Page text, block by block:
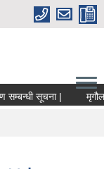
सम्बन्धी सूचना |